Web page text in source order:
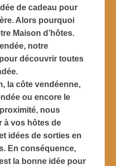
de cadeau pour
Alors pourquoi
Maison d’hôtes.
notre
découvrir toutes
la côte vendéenne,
ou encore le
nous
à vos hôtes de
idées de sorties en
En conséquence,
la bonne idée pour